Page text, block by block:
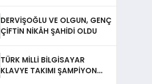
DERVİŞOĞLU VE OLGUN, GENÇ
ÇİFTİN NİKÂH ŞAHİDİ OLDU
TÜRK MİLLİ BİLGİSAYAR
KLAVYE TAKIMI ŞAMPİYON